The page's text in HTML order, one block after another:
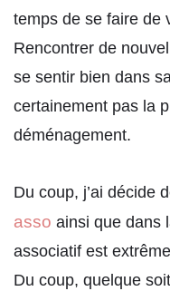
temps de se faire de
Rencontrer de
se sentir bien dans
certainement pas la
déménagement.
Du coup, j’ai décide
asso ainsi que dans
associatif est
Du coup, quelque